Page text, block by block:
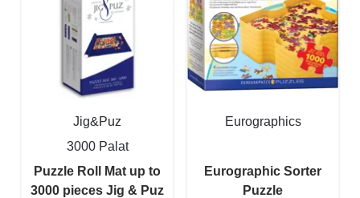
Jig&Puz
3000 Palat
Puzzle Roll Mat up to
3000 pieces Jig & Puz
Eurographics
Eurographic Sorter
Puzzle